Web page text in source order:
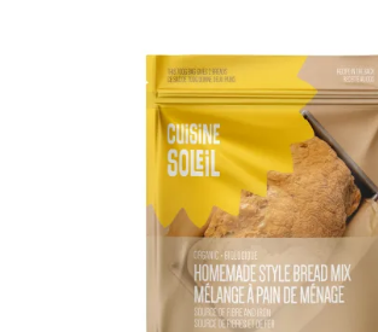
ADD TO CART DETAILS